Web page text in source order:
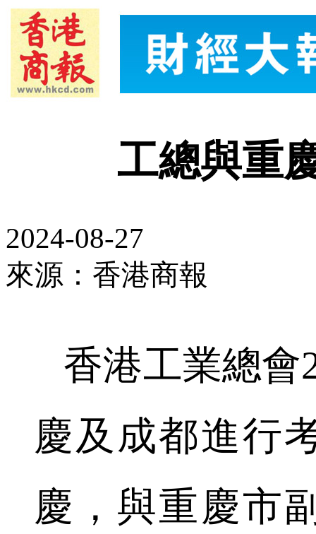
工總與重
2024-08-27
來源：香港商報
香港工業總會
慶及成都進行
慶，與重慶市